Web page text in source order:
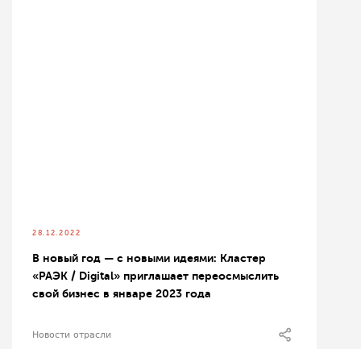
28.12.2022
В новый год — с новыми идеями: Кластер
«РАЭК / Digital» приглашает переосмыслить
свой бизнес в январе 2023 года
Новости отрасли